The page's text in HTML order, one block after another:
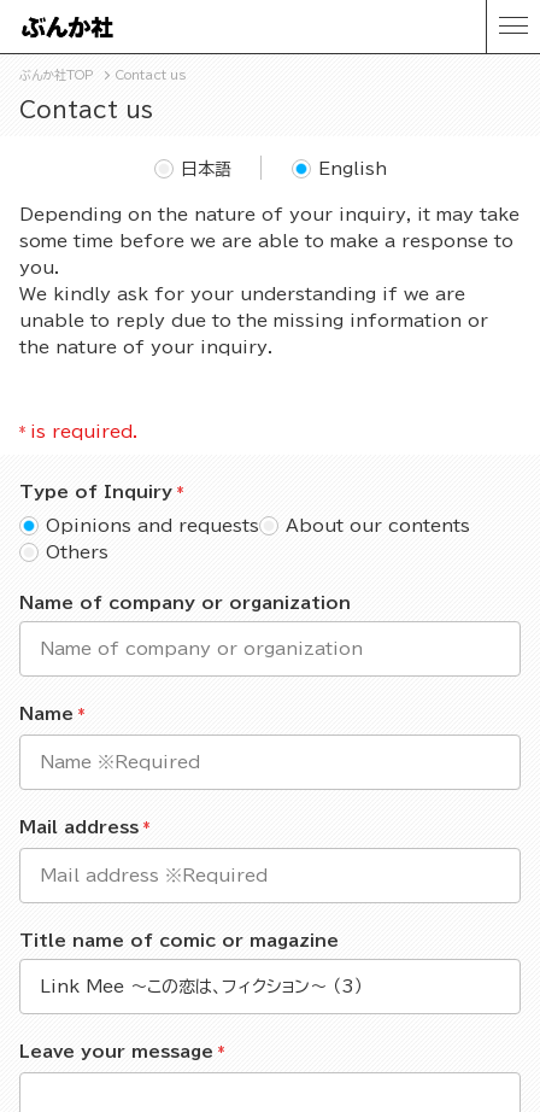
ぶんか社TOP Contact us
Contact us
Depending on the nature of your inquiry, it may take
some time before we are able to make a response to
you.
We kindly ask for your understanding if we are
unable to reply due to the missing information or
the nature of your inquiry.
日本語 English
* is required.
Type of Inquiry
Opinions and requests
About our contents
Others
Name of company or organization
Name
Mail address
Title name of comic or magazine
Leave your message